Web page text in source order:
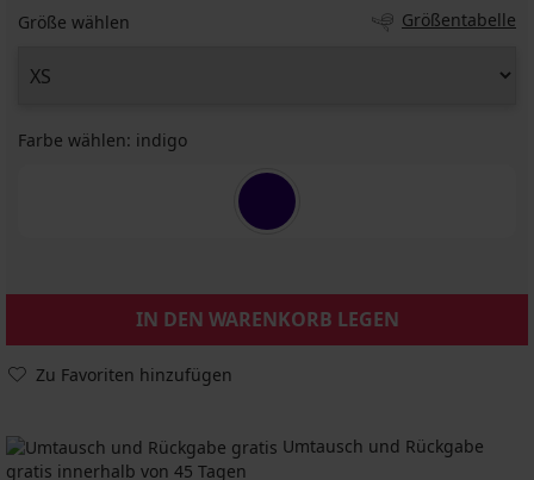
Größe wählen Größentabelle
Farbe wählen: indigo
IN DEN WARENKORB LEGEN
Zu Favoriten hinzufügen
Umtausch und Rückgabe
gratis innerhalb von 45 Tagen